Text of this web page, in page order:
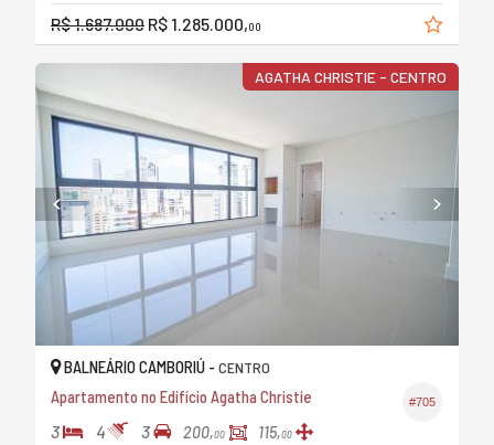
R$ 1.687.000 R$ 1.285.000,00
AGATHA CHRISTIE - CENTRO
#705
BALNEÁRIO CAMBORIÚ - CENTRO
Apartamento no Edifício Agatha Christie
3 4 3 200,00 115,00